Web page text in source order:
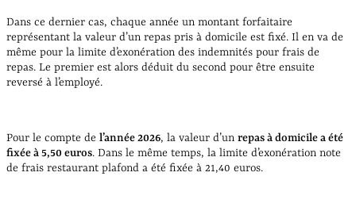
Dans ce dernier cas, chaque année un montant forfaitaire
représentant la valeur d’un repas pris à domicile est fixé. Il en va de
même pour la limite d’exonération des indemnités pour frais de
repas. Le premier est alors déduit du second pour être ensuite
reversé à l’employé.
Pour le compte de l’année 2026, la valeur d’un repas à domicile a été
fixée à 5,50 euros. Dans le même temps, la limite d’exonération note
de frais restaurant plafond a été fixée à 21,40 euros.